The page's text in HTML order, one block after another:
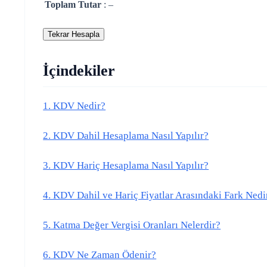
Toplam Tutar : –
Tekrar Hesapla
İçindekiler
1. KDV Nedir?
2. KDV Dahil Hesaplama Nasıl Yapılır?
3. KDV Hariç Hesaplama Nasıl Yapılır?
4. KDV Dahil ve Hariç Fiyatlar Arasındaki Fark
5. Katma Değer Vergisi Oranları Nelerdir?
6. KDV Ne Zaman Ödenir?